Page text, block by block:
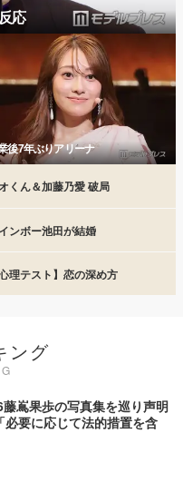
応
後7年ぶりアリーナ
くん＆加藤乃愛 破局
ンボー池田が結婚
心理テスト】恋の深め方
ング
嶌果歩の写真集を巡り声明
必要に応じて法的措置を含